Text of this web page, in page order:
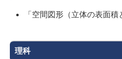
「空間図形（立体の表面
理科